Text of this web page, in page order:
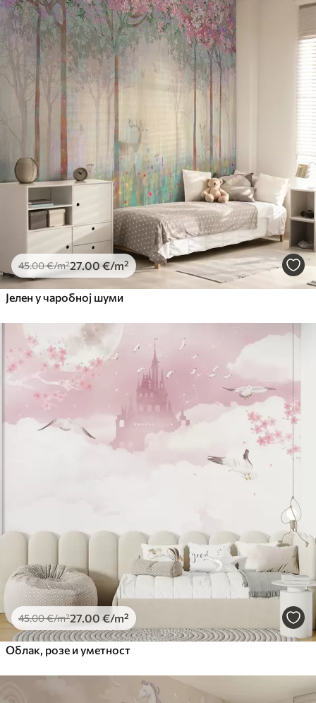
45.00€/m²27.00 €/m²
Јелен у чаробној шуми
45.00€/m²27 .00 €/m²
Облак, розе и уметност